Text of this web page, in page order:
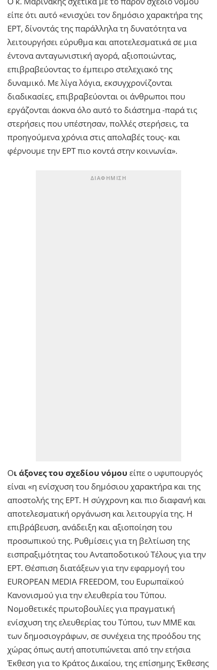
είπε ότι αυτό «ενισχύει τον δημόσιο χαρακτήρα της
ΕΡΤ, δίνοντάς της παράλληλα τη δυνατότητα να
λειτουργήσει εύρυθμα και αποτελεσματικά σε μια
έντονα ανταγωνιστική αγορά, αξιοποιώντας,
επιβραβεύοντας το έμπειρο στελεχιακό της
δυναμικό. Με λίγα λόγια, εκσυγχρονίζονται
διαδικασίες, επιβραβεύονται οι άνθρωποι που
εργάζονται άοκνα όλο αυτό το διάστημα -παρά τις
στερήσεις που υπέστησαν, πολλές στερήσεις, τα
προηγούμενα χρόνια στις απολαβές τους- και
φέρνουμε την ΕΡΤ πιο κοντά στην κοινωνία».
Οι άξονες του σχεδίου νόμου είπε ο υφυπουργός
είναι «η ενίσχυση του δημόσιου χαρακτήρα και της
αποστολής της ΕΡΤ. Η σύγχρονη και πιο διαφανή και
αποτελεσματική οργάνωση και λειτουργία της. Η
επιβράβευση, ανάδειξη και αξιοποίηση του
προσωπικού της. Ρυθμίσεις για τη βελτίωση της
εισπραξιμότητας του Ανταποδοτικού Τέλους για την
ΕΡΤ. Θέσπιση διατάξεων για την εφαρμογή του
EUROPEAN MEDIA FREEDOM, του Ευρωπαϊκού
Κανονισμού για την ελευθερία του Τύπου.
Νομοθετικές πρωτοβουλίες για πραγματική
ενίσχυση της ελευθερίας του Τύπου, των ΜΜΕ και
των δημοσιογράφων, σε συνέχεια της προόδου της
χώρας όπως αυτή αποτυπώνεται από την ετήσια
Έκθεση για το Κράτος Δικαίου, της επίσημης Έκθεσης